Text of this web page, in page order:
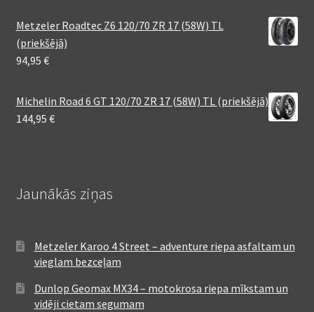
Metzeler Roadtec Z6 120/70 ZR 17 (58W) TL
(priekšējā)
94,95 €
Michelin Road 6 GT 120/70 ZR 17 (58W) TL (priekšējā)
144,95 €
Jaunākās ziņas
Metzeler Karoo 4 Street – adventure riepa asfaltam un
vieglam bezceļam
Dunlop Geomax MX34 – motokrosa riepa mīkstam un
vidēji cietam segumam